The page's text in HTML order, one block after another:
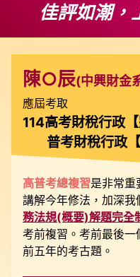
佳評如潮，
陳○辰(中興財金
應屆考取
114高考財稅行政【
普考財稅行政【
高普考總複習是非常重
講解今年修法，加深
務法規(概要)解題完全
考前複習。考前最後
前五年的考古題。